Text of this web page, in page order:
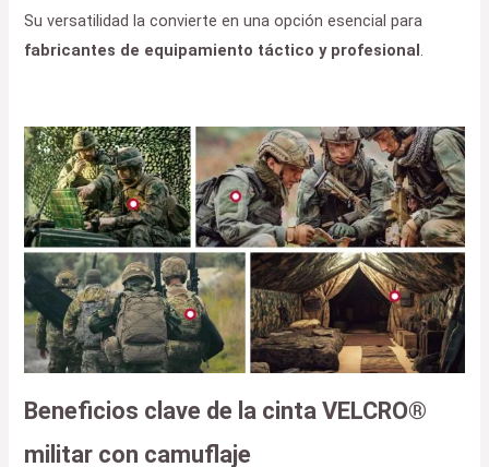
Su versatilidad la convierte en una opción esencial para
fabricantes de equipamiento táctico y profesional.
Beneficios clave de la cinta VELCRO®
militar con camuflaje